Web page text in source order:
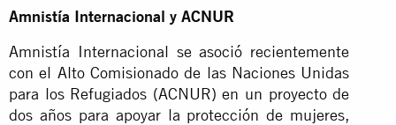
Amnistía Internacional y ACNUR
Amnistía Internacional se asoció recientemente
con el Alto Comisionado de las Naciones Unidas
para los Refugiados (ACNUR) en un proyecto de
dos años para apoyar la protección de mujeres,